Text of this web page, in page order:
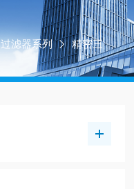
过滤器系列
精密三